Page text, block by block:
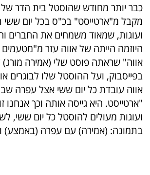
כבר יותר מחודש שהוסטל בית הדר
מקבל מ"ארטייסט" בכ"ס בכל יום ששי
ועוגות, שמאוד משמחים את החברים
היוזמה הייתה של אווה עזר
אווה" שראתה פוסט שלי (אמירה מורג)
בפייסבוק, ועל ההוסטל שלו לבוגרים
אווה עובדת כל יום ששי אצל עפרה
"ארטייסט. היא גייסה אותה וכך אנחנו
ועוגות מעולים להוסטל כל יום ששי,
בתמונה: (אמירה) עם עפרה (באמצע)